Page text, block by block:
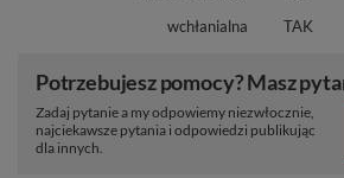
wchłanialna
TAK
Potrzebujesz pomocy? Masz
Zadaj pytanie a my odpowiemy niezwłocznie,
najciekawsze pytania i odpowiedzi publikując
dla innych.